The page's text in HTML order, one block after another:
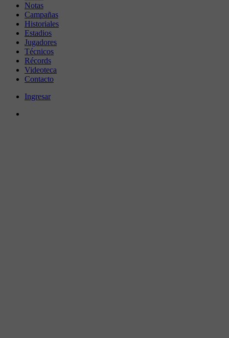
Notas
Campañas
Historiales
Estadios
Jugadores
Técnicos
Récords
Videoteca
Contacto
Ingresar